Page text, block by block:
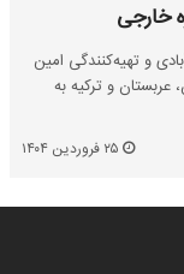
خارجی
و تهیه‌کنندگی امین
و ترکیه به